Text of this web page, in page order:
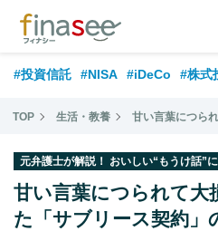
#投資信託 #NISA #iDeCo #株式
#相談事例 #相続・贈与 #FP #新
#フィナンシャル・ウェルビーイング
#データ・調査 #資産運用業界 #
TOP 生活・教養 甘い言葉につら
元弁護士が解説！ おいしい“もうけ話”
甘い言葉につられて大
た「サブリース契約」